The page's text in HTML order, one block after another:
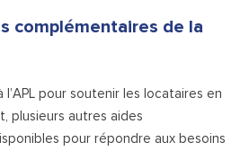
complémentaires de la
l’APL pour soutenir les locataires en
plusieurs autres aides
pour répondre aux besoins